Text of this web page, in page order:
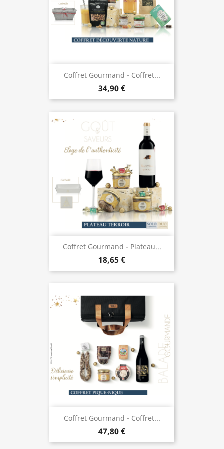
Coffret Gourmand - Coffret...
34,90 €
Coffret Gourmand - Plateau...
18,65 €
Coffret Gourmand - Coffret...
47,80 €